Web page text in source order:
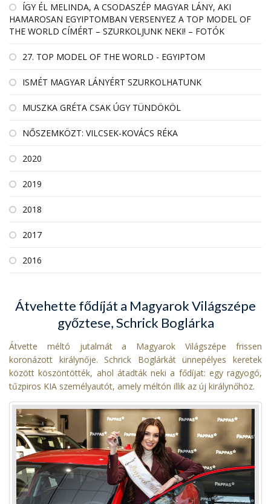
ÍGY ÉL MELINDA, A CSODASZÉP MAGYAR LÁNY, AKI
HAMAROSAN EGYIPTOMBAN VERSENYEZ A TOP MODEL OF
THE WORLD CÍMÉRT – SZURKOLJUNK NEKI! – FOTÓK
27. TOP MODEL OF THE WORLD - EGYIPTOM
ISMÉT MAGYAR LÁNYÉRT SZURKOLHATUNK
MUSZKA GRÉTA CSAK ÚGY TÜNDÖKÖL
NŐSZEMKÖZT: VILCSEK-KOVÁCS RÉKA
2020
2019
2018
2017
2016
Átvehette fődíját a Magyarok Világszépe
győztese, Schrick Boglárka
Átvette méltó jutalmát a Magyarok Világszépe frissen
koronázott királynője. Schrick Boglárkát ünnepélyes keretek
között köszöntötték, ahol átadták neki a fődíjat: egy ragyogó,
tűzpiros KIA személyautót, amely méltón illik az új királynőhöz.